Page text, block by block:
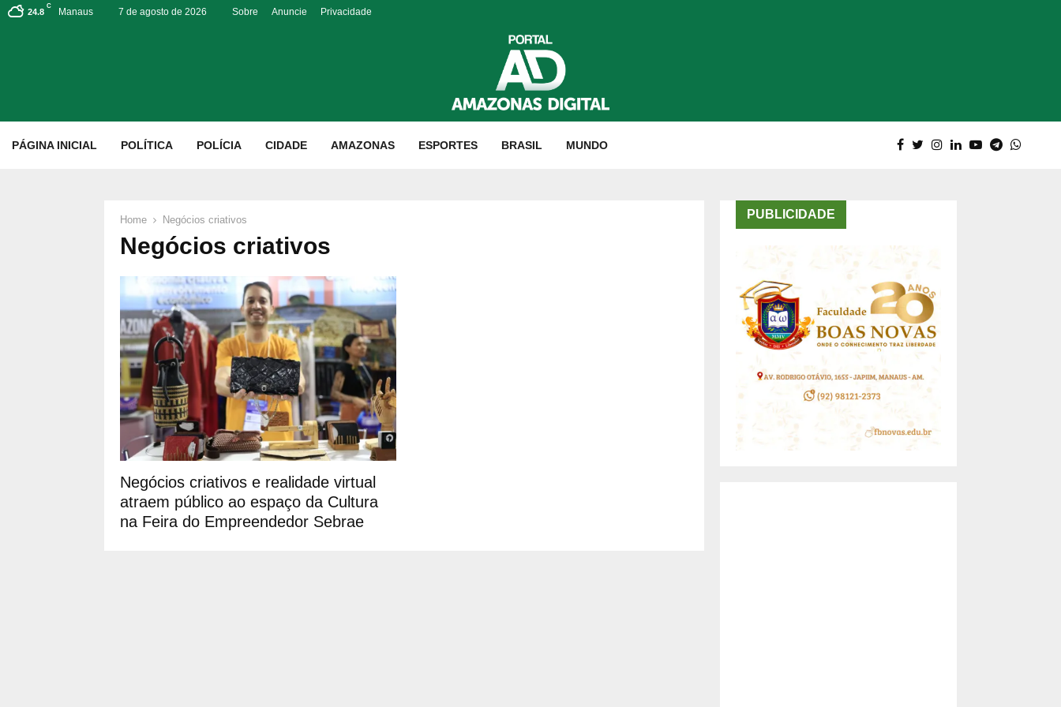
24.8
C
Manaus 7 de agosto de 2026 Sobre Anuncie Privacidade
PÁGINA INICIAL POLÍTICA POLÍCIA CIDADE AMAZONAS ESPORTES BRASIL MUNDO
Home Negócios criativos
Negócios criativos
Negócios criativos e realidade virtual
atraem público ao espaço da Cultura
na Feira do Empreendedor Sebrae
PUBLICIDADE